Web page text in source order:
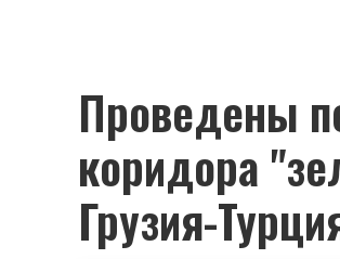
Проведены
коридора
Грузия-